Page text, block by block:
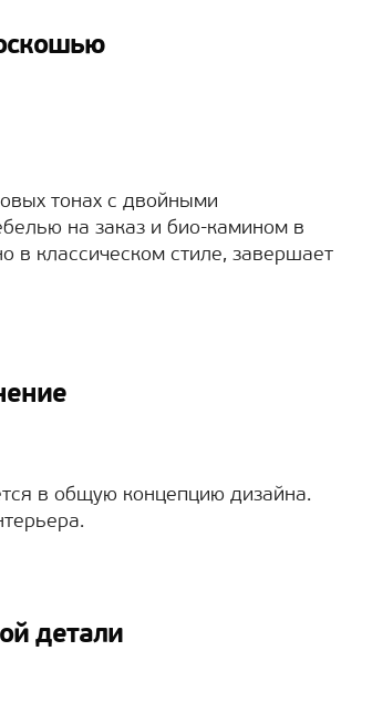
тонах с двойными
на заказ и био-камином в
в классическом стиле, завершает
в общую концепцию дизайна.
детали